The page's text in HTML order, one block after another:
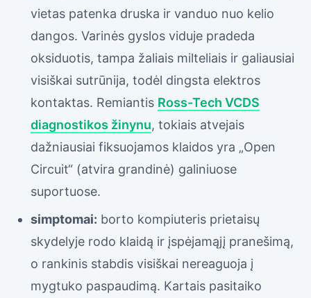
vietas patenka druska ir vanduo nuo kelio
dangos. Varinės gyslos viduje pradeda
oksiduotis, tampa žaliais milteliais ir galiausiai
visiškai sutrūnija, todėl dingsta elektros
kontaktas. Remiantis Ross-Tech VCDS
diagnostikos žinynu, tokiais atvejais
dažniausiai fiksuojamos klaidos yra „Open
Circuit“ (atvira grandinė) galiniuose
suportuose.
simptomai: borto kompiuteris prietaisų
skydelyje rodo klaidą ir įspėjamąjį pranešimą,
o rankinis stabdis visiškai nereaguoja į
mygtuko paspaudimą. Kartais pasitaiko